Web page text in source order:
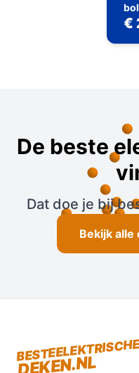
€
De beste
Dat doe je bij
Bekijk
BESTEELEKTRISCHE
DEKEN.NL